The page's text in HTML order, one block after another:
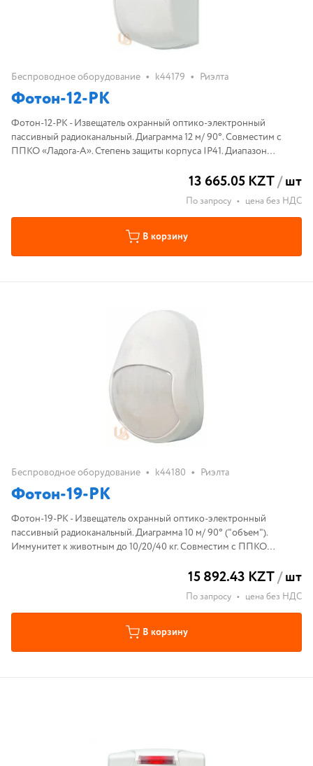
Беспроводное оборудование • k44179 • Риэлта
Фотон-12-РК
Фотон-12-РК - Извещатель охранный оптико-электронный
пассивный радиоканальный. Диаграмма 12 м/ 90°. Совместим с
ППКО «Ладога-А». Степень защиты корпуса IP41. Диапазон
13 665.05 KZT/шт
По запросу • цена без НДС
В корзину
Беспроводное оборудование • k44180 • Риэлта
Фотон-19-РК
Фотон-19-РК - Извещатель охранный оптико-электронный
пассивный радиоканальный. Диаграмма 10 м/ 90° ("объем").
Иммунитет к животным до 10/20/40 кг. Совместим с ППКО
15 892.43 KZT/шт
По запросу • цена без НДС
В корзину